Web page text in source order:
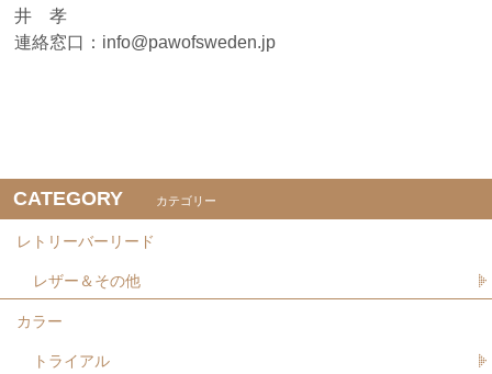
井 孝
連絡窓口：info@pawofsweden.jp
CATEGORY カテゴリー
レトリーバーリード
レザー＆その他
カラー
トライアル